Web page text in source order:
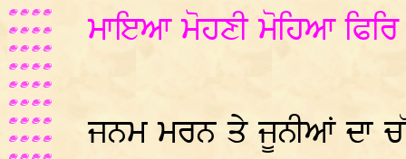
ਮਾਇਆ ਮੋਹਣੀ ਮੋਹਿਆ ਫਿਰਿ
ਜਨਮ ਮਰਨ ਤੇ ਜੂਨੀਆਂ ਦਾ